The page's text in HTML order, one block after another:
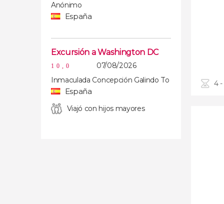
Anónimo
España
Excursión a Washington DC
10,0
07/08/2026
Inmaculada Concepción Galindo To
España
Viajó con hijos mayores
4 -